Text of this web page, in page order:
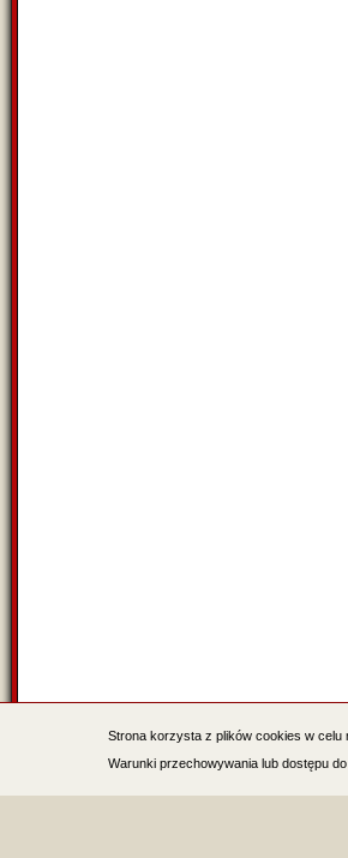
Strona korzysta z plików cookies w celu
Warunki przechowywania lub dostępu